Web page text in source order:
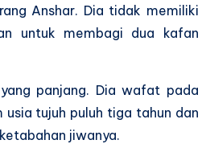
Anshar. Dia tidak memiliki
untuk membagi dua kafan
panjang. Dia wafat pada
tujuh puluh tiga tahun dan
jiwanya.